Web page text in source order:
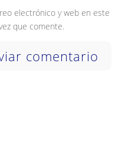
electrónico y web en este
que comente.